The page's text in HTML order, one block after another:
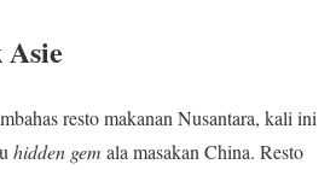
resto makanan Nusantara, kali ini
hidden gem ala masakan China. Resto